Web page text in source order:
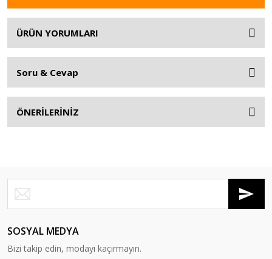
ÜRÜN YORUMLARI
Soru & Cevap
ÖNERİLERİNİZ
SOSYAL MEDYA
Bizi takip edin, modayı kaçırmayın.